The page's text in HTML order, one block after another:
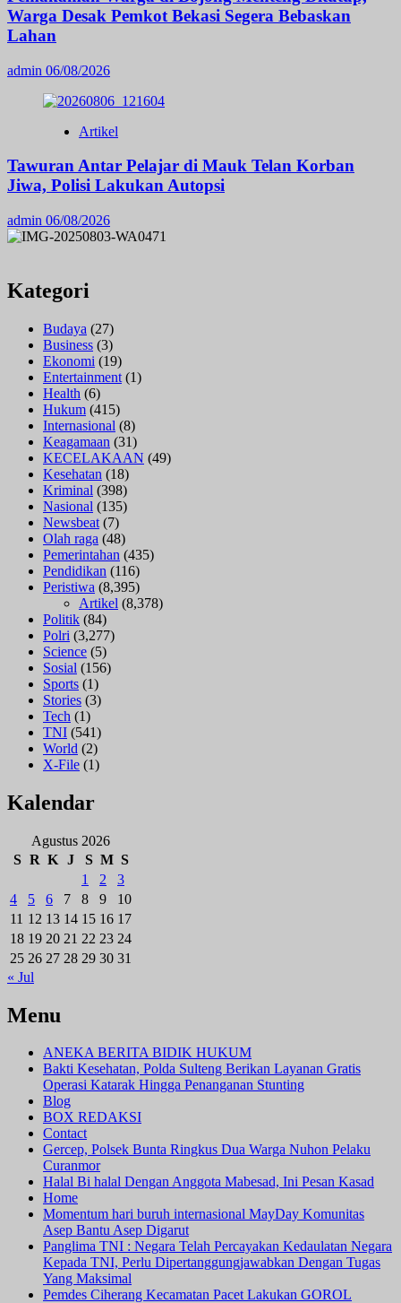
Warga Desak Pemkot Bekasi Segera Bebaskan
Lahan
admin 06/08/2026
Artikel
Tawuran Antar Pelajar di Mauk Telan Korban
Jiwa, Polisi Lakukan Autopsi
admin 06/08/2026
Kategori
Budaya (27)
Business (3)
Ekonomi (19)
Entertainment (1)
Health (6)
Hukum (415)
Internasional (8)
Keagamaan (31)
KECELAKAAN (49)
Kesehatan (18)
Kriminal (398)
Nasional (135)
Newsbeat (7)
Olah raga (48)
Pemerintahan (435)
Pendidikan (116)
Peristiwa (8,395)
Artikel (8,378)
Politik (84)
Polri (3,277)
Science (5)
Sosial (156)
Sports (1)
Stories (3)
Tech (1)
TNI (541)
World (2)
X-File (1)
Kalendar
Agustus 2026
S R K J S M S
1
2
3
4
5 6 7 8 9
10
11 12 13 14 15 16 17
18 19 20 21 22 23 24
25 26 27 28 29 30 31
« Jul
Menu
ANEKA BERITA BIDIK HUKUM
Bakti Kesehatan, Polda Sulteng Berikan Layanan Gratis
Operasi Katarak Hingga Penanganan Stunting
Blog
BOX REDAKSI
Contact
Gercep, Polsek Bunta Ringkus Dua Warga Nuhon Pelaku
Curanmor
Halal Bi halal Dengan Anggota Mabesad, Ini Pesan Kasad
Home
Momentum hari buruh internasional MayDay Komunitas
Asep Bantu Asep Digarut
Panglima TNI : Negara Telah Percayakan Kedaulatan Negara
Kepada TNI, Perlu Dipertanggungjawabkan Dengan Tugas
Yang Maksimal
Pemdes Ciherang Kecamatan Pacet Lakukan GOROL